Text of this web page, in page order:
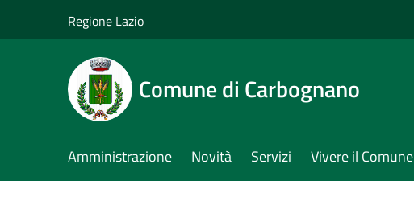
Regione Lazio
Comune di Carbognano
Amministrazione Novità Servizi Vivere il Comune